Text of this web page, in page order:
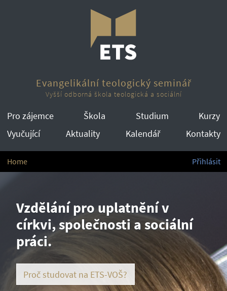
Evangelikální teologický seminář
Vyšší odborná škola teologická a sociální
Pro zájemce Škola Studium
Kurzy
Vyučující
Aktuality Kalendář Kontakty
Home Přihlásit
Vzdělání pro uplatnění v
církvi, společnosti a sociální
práci.
Proč studovat na ETS-VOŠ?